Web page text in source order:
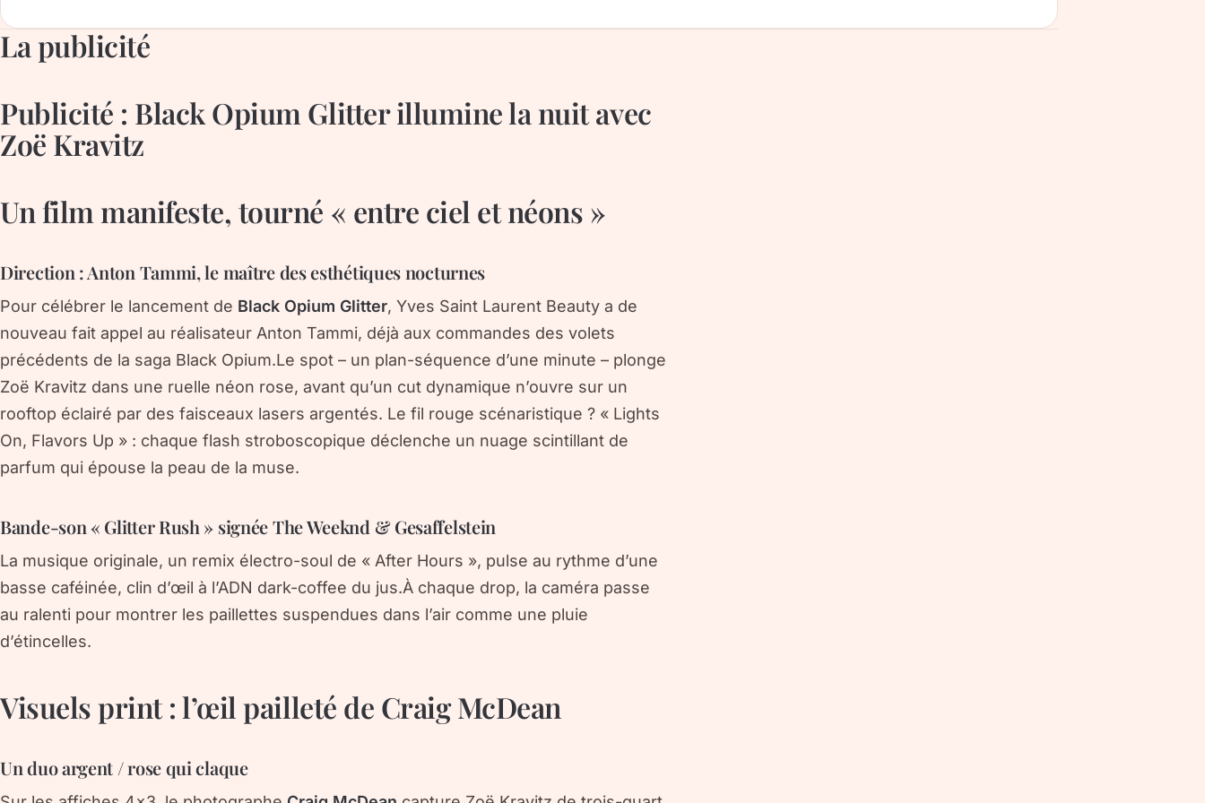
La publicité
Publicité : Black Opium Glitter illumine la nuit avec
Zoë Kravitz
Un film manifeste, tourné « entre ciel et néons »
Direction : Anton Tammi, le maître des esthétiques nocturnes
Pour célébrer le lancement de Black Opium Glitter, Yves Saint Laurent Beauty a de
nouveau fait appel au réalisateur Anton Tammi, déjà aux commandes des volets
précédents de la saga Black Opium.Le spot – un plan-séquence d’une minute – plonge
Zoë Kravitz dans une ruelle néon rose, avant qu’un cut dynamique n’ouvre sur un
rooftop éclairé par des faisceaux lasers argentés. Le fil rouge scénaristique ? « Lights
On, Flavors Up » : chaque flash stroboscopique déclenche un nuage scintillant de
parfum qui épouse la peau de la muse.
Bande-son « Glitter Rush » signée The Weeknd & Gesaffelstein
La musique originale, un remix électro-soul de « After Hours », pulse au rythme d’une
basse caféinée, clin d’œil à l’ADN dark-coffee du jus.À chaque drop, la caméra passe
au ralenti pour montrer les paillettes suspendues dans l’air comme une pluie
d’étincelles.
Visuels print : l’œil pailleté de Craig McDean
Un duo argent / rose qui claque